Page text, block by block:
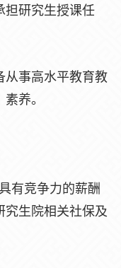
担研究生授课任
从事高水平教育教
养。
有竞争力的薪酬
究生院相关社保及